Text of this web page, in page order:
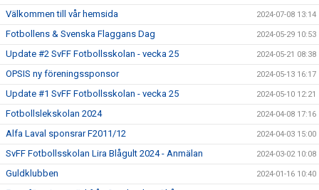
Välkommen till vår hemsida 2024-07-08 13:14
Fotbollens & Svenska Flaggans Dag 2024-05-29 10:53
Update #2 SvFF Fotbollsskolan - vecka 25 2024-05-21 08:38
OPSIS ny föreningssponsor 2024-05-13 16:17
Update #1 SvFF Fotbollsskolan - vecka 25 2024-05-10 12:21
Fotbollslekskolan 2024 2024-04-08 17:16
Alfa Laval sponsrar F2011/12 2024-04-03 15:00
SvFF Fotbollsskolan Lira Blågult 2024 - Anmälan 2024-03-02 10:08
Guldklubben 2024-01-16 10:40